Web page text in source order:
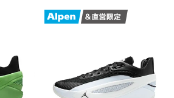
軟性のあるIsoPlateと連動。